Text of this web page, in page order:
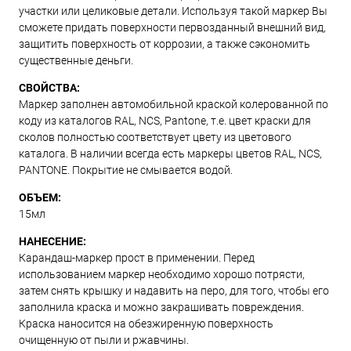
участки или целиковые детали. Используя такой маркер Вы
сможете придать поверхности первозданный внешний вид,
защитить поверхность от коррозии, а также сэкономить
существенные деньги.
СВОЙСТВА:
Маркер заполнен автомобильной краской колерованной по
коду из каталогов RAL, NCS, Pantone, т.е. цвет краски для
сколов полностью соответствует цвету из цветового
каталога. В наличии всегда есть маркеры цветов RAL, NCS,
PANTONE. Покрытие не смывается водой.
ОБЪЕМ:
15мл
НАНЕСЕНИЕ:
Карандаш-маркер прост в применении. Перед
использованием маркер необходимо хорошо потрясти,
затем снять крышку и надавить на перо, для того, чтобы его
заполнила краска и можно закрашивать повреждения.
Краска наносится на обезжиренную поверхность
очищенную от пыли и ржавчины.